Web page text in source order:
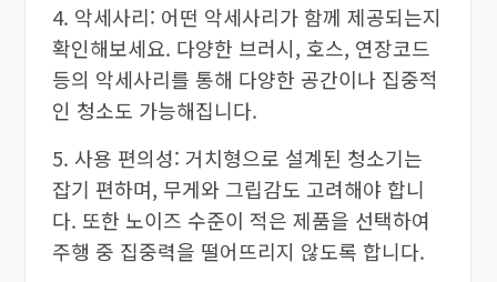
4. 악세사리: 어떤 악세사리가 함께 제공되는지
확인해보세요. 다양한 브러시, 호스, 연장코드
등의 악세사리를 통해 다양한 공간이나 집중적
인 청소도 가능해집니다.
5. 사용 편의성: 거치형으로 설계된 청소기는
잡기 편하며, 무게와 그립감도 고려해야 합니
다. 또한 노이즈 수준이 적은 제품을 선택하여
주행 중 집중력을 떨어뜨리지 않도록 합니다.